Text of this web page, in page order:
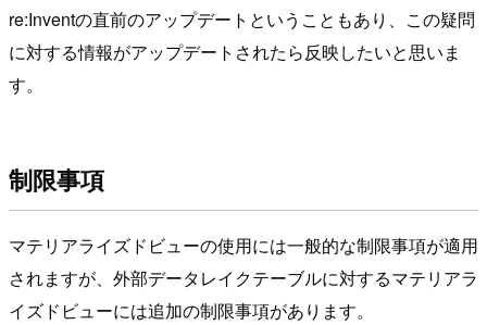
re:Inventの直前のアップデートということもあり、この疑問
に対する情報がアップデートされたら反映したいと思いま
す。
制限事項
マテリアライズドビューの使用には一般的な制限事項が適用
されますが、外部データレイクテーブルに対するマテリアラ
イズドビューには追加の制限事項があります。